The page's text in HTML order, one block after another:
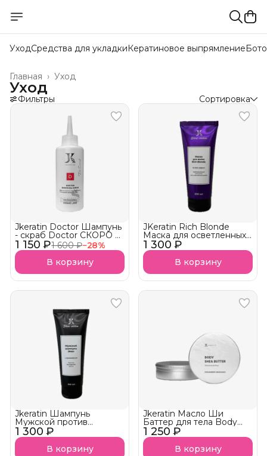
УходСредства для укладкиКератиновое выпрямление
Уход
Главная ›
Уход
Фильтры Сортировка
1 150 ₽1 600 ₽−28%
Jkeratin Doctor Шампунь
- скраб Doctor СКОРО В
НАЛИЧИИ!
В корзину
1 300 ₽
JKeratin Rich Blonde
Маска для осветленных
волос Уход &
нейтрализация желтизны
СКОРО В НАЛИЧИИ!
В корзину
1 300 ₽
Jkeratin Шампунь
Мужской против
выпадения волос JMan
СКОРО В НАЛИЧИИ!
В корзину
1 250 ₽
Jkeratin Масло Ши
Баттер для тела Body
Shea Butter с ароматом
клубничного десерта
СКОРО В НАЛИЧИИ!
В корзину